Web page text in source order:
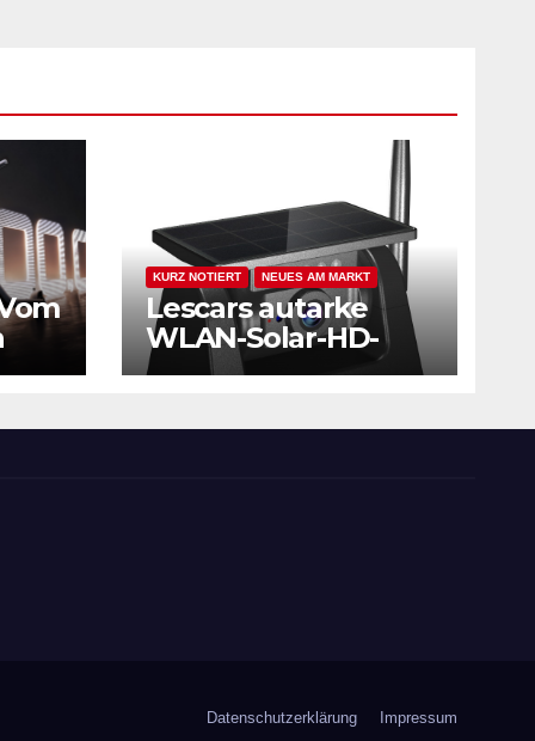
KURZ NOTIERT NEUES AM MARKT
Lescars autarke
WLAN-Solar-HD-
Rückfahrkamera,
IR-Nachtsicht
Datenschutzerklärung Impressum